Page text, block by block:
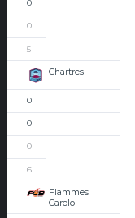
0
0
5
Chartres
0
0
0
6
Flammes
Carolo